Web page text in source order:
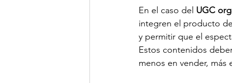
En el caso del UGC
integren el producto
y permitir que el
Estos contenidos
menos en vender, más